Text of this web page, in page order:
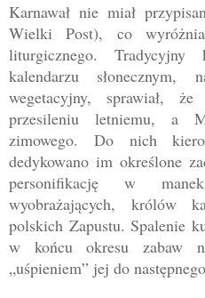
Karnawał nie miał
Wielki Post), co
liturgicznego.
kalendarzu
wegetacyjny, sprawiał,
przesileniu letniemu, a
zimowego. Do nich
dedykowano im określone
personifikację w
wyobrażających, królów
polskich Zapustu. Spalenie
w końcu okresu zabaw
„uśpieniem” jej do